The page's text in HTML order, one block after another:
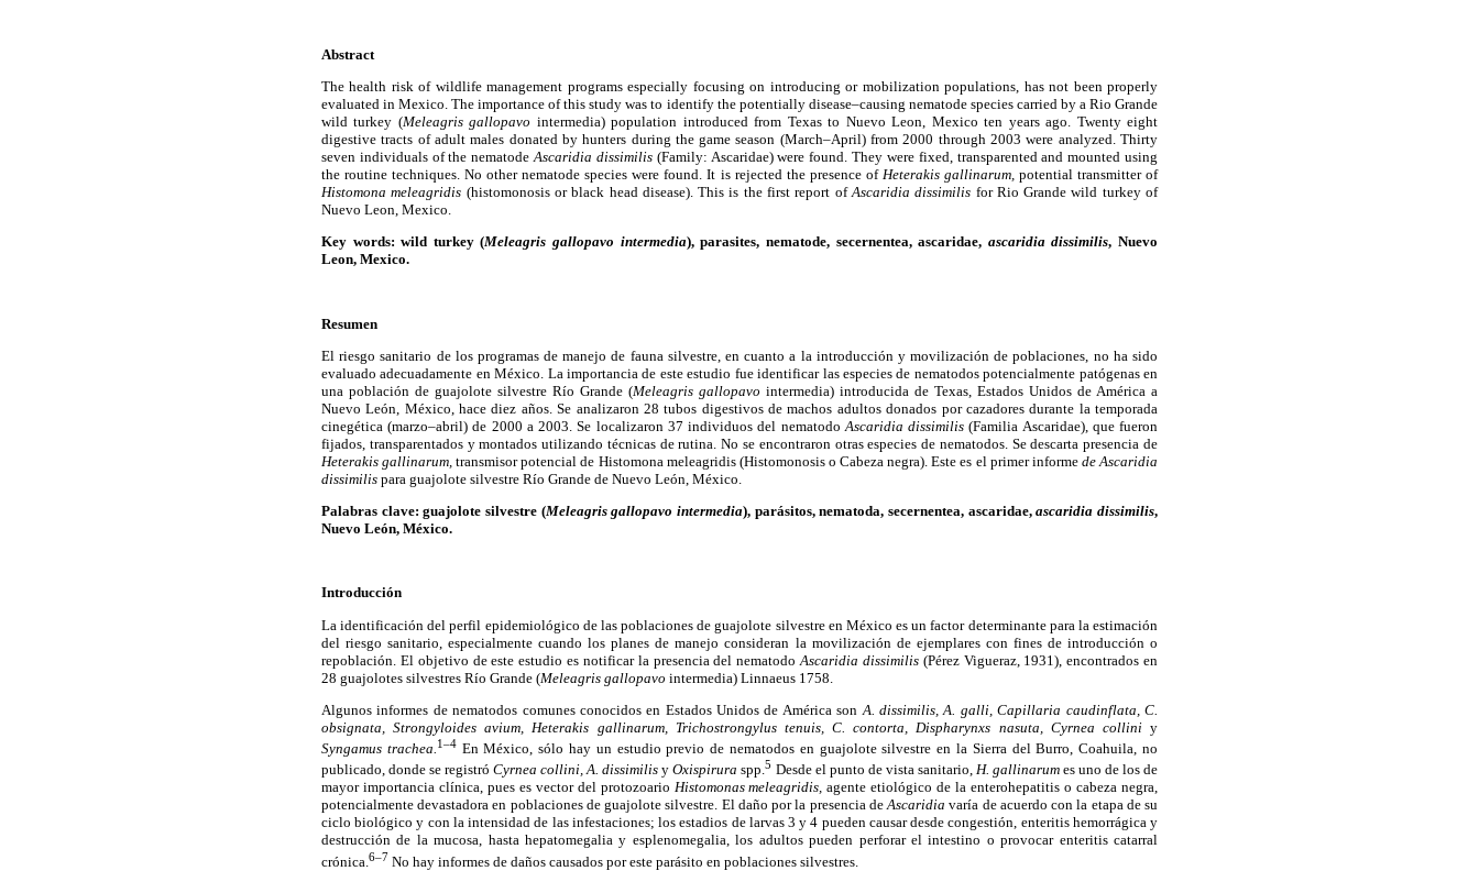
Abstract
The health risk of wildlife management programs especially focusing on introducing or mobilization populations, has not been properly
evaluated in Mexico. The importance of this study was to identify the potentially disease–causing nematode species carried by a Rio Grande
wild turkey (Meleagris gallopavo intermedia) population introduced from Texas to Nuevo Leon, Mexico ten years ago. Twenty eight
digestive tracts of adult males donated by hunters during the game season (March–April) from 2000 through 2003 were analyzed. Thirty
seven individuals of the nematodeAscaridia dissimilis (Family: Ascaridae) were found. They were fixed, transparented and mounted using
the routine techniques. No other nematode species were found. It is rejected the presence of Heterakis gallinarum, potential transmitter of
Histomona meleagridis (histomonosis or black head disease). This is the first report ofAscaridia dissimilis for Rio Grande wild turkey of
Nuevo Leon, Mexico.
Key words: wild turkey (Meleagris gallopavo intermedia), parasites, nematode, secernentea, ascaridae, ascaridia dissimilis, Nuevo
Leon, Mexico.
Resumen
El riesgo sanitario de los programas de manejo de fauna silvestre, en cuanto a la introducción y movilización de poblaciones, no ha sido
evaluado adecuadamente en México. La importancia de este estudio fue identificar las especies de nematodos potencialmente patógenas en
una población de guajolote silvestre Río Grande (Meleagris gallopavo intermedia) introducida de Texas, Estados Unidos de América a
Nuevo León, México, hace diez años. Se analizaron 28 tubos digestivos de machos adultos donados por cazadores durante la temporada
cinegética (marzo–abril) de 2000 a 2003. Se localizaron 37 individuos del nematodo Ascaridia dissimilis(Familia Ascaridae), que fueron
fijados, transparentados y montados utilizando técnicas de rutina. No se encontraron otras especies de nematodos. Se descarta presencia de
Heterakis gallinarum,transmisor potencial de Histomona meleagridis (Histomonosis o Cabeza negra). Este es el primer informe de Ascaridia
dissimilis para guajolote silvestre Río Grande de Nuevo León, México.
Palabras clave: guajolote silvestre (Meleagris gallopavo intermedia), parásitos, nematoda, secernentea, ascaridae,ascaridia dissimilis,
Nuevo León, México.
Introducción
La identificación del perfil epidemiológico de las poblaciones de guajolote silvestre en México es un factor determinante para la estimación
del riesgo sanitario, especialmente cuando los planes de manejo consideran la movilización de ejemplares con fines de introducción o
repoblación. El objetivo de este estudio es notificar la presencia del nematodo Ascaridia dissimilis (Pérez Vigueraz, 1931), encontrados en
28 guajolotes silvestres Río Grande (Meleagris gallopavo intermedia) Linnaeus 1758.
Algunos informes de nematodos comunes conocidos en Estados Unidos de América son A. dissimilis, A. galli, Capillaria caudinflata, C.
obsignata, Strongyloides avium, Heterakis gallinarum, Trichostrongylus tenuis, C. contorta, Dispharynxs nasuta, Cyrnea collini y
Syngamus trachea.1–4En México, sólo hay un estudio previo de nematodos en guajolote silvestre en la Sierra del Burro, Coahuila, no
publicado, donde se registróCyrnea collini, A. dissimilisyOxispiruraspp.5 Desde el punto de vista sanitario, H. gallinarum es uno de los de
mayor importancia clínica, pues es vector del protozoario Histomonas meleagridis,agente etiológico de la enterohepatitis o cabeza negra,
potencialmente devastadora en poblaciones de guajolote silvestre. El daño por la presencia deAscaridiavaría de acuerdo con la etapa de su
ciclo biológico y con la intensidad de las infestaciones; los estadios de larvas 3 y 4 pueden causar desde congestión, enteritis hemorrágica y
destrucción de la mucosa, hasta hepatomegalia y esplenomegalia, los adultos pueden perforar el intestino o provocar enteritis catarral
crónica. 6–7 No hay informes de daños causados por este parásito en poblaciones silvestres.